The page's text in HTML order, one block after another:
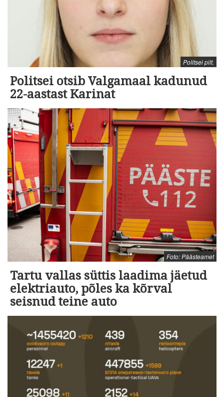
Politsei pilt.
Politsei otsib Valgamaal kadunud
22-aastast Karinat
Foto: Päästeamet
Tartu vallas süttis laadima jäetud
elektriauto, põles ka kõrval
seisnud teine auto